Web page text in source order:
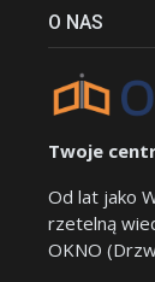
O NAS
Twoje
Od lat jako
rzetelną
OKNO